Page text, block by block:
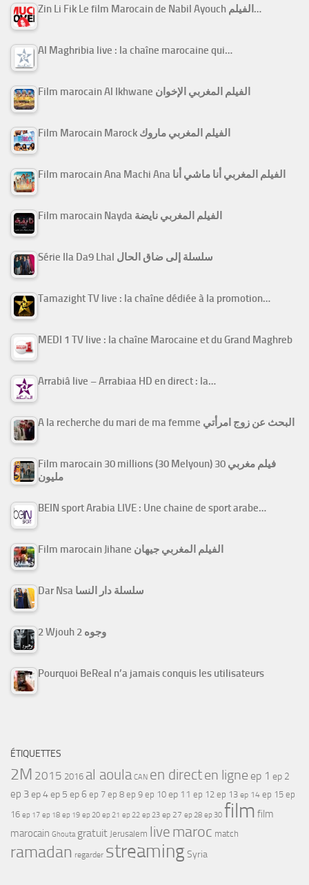
Zin Li Fik Le film Marocain de Nabil Ayouch الفيلم…
Al Maghribia live : la chaîne marocaine qui…
Film marocain Al Ikhwane الفيلم المغربي الإخوان
Film Marocain Marock الفيلم المغربي ماروك
Film marocain Ana Machi Ana الفيلم المغربي أنا ماشي أنا
Film marocain Nayda الفيلم المغربي نايضة
Série Ila Da9 Lhal سلسلة إلى ضاق الحال
Tamazight TV live : la chaîne dédiée à la promotion…
MEDI 1 TV live : la chaîne Marocaine et du Grand Maghreb
Arrabiâ live – Arrabiaa HD en direct : la…
A la recherche du mari de ma femme البحث عن زوج امرأتي
Film marocain 30 millions (30 Melyoun) فيلم مغربي 30
مليون
BEIN sport Arabia LIVE : Une chaine de sport arabe…
Film marocain Jihane الفيلم المغربي جيهان
Dar Nsa سلسلة دار النسا
2 Wjouh 2 وجوه
Pourquoi BeReal n’a jamais conquis les utilisateurs
ÉTIQUETTES
2M 2015 2016 al aoula CAN en directen ligne ep 1 ep 2
ep 3ep 4ep 5 ep 6 ep 7 ep 8 ep 9 ep 10 ep 11 ep 12 ep 13 ep 14 ep 15 ep
16 ep 17 ep 18 ep 19 ep 20 ep 21 ep 22 ep 23 ep 27 ep 28 ep 30 film film
marocain Ghouta gratuit Jerusalem live maroc match
ramadan regarder streamingSyria